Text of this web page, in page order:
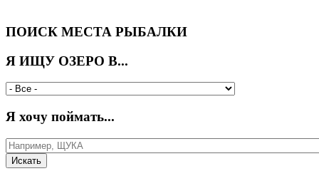
ПОИСК МЕСТА РЫБАЛКИ
Я ИЩУ ОЗЕРО В...
Я хочу поймать...